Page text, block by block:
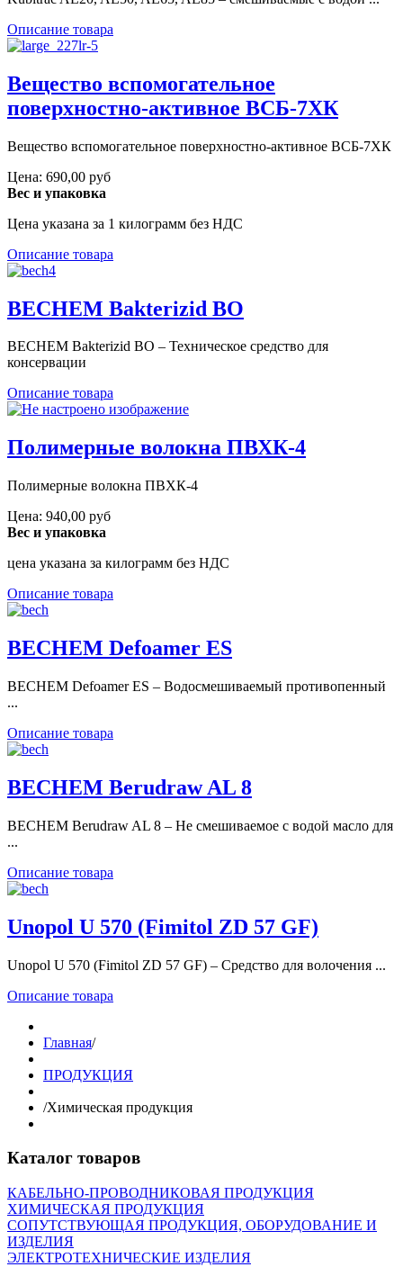
Описание товара
Вещество вспомогательное
поверхностно-активное ВСБ-7ХК
Вещество вспомогательное поверхностно-активное ВСБ-7ХК
Цена: 690,00 руб
Вес и упаковка
Цена указана за 1 килограмм без НДС
Описание товара
BECHEM Bakterizid BO
BECHEM Bakterizid BO – Техническое средство для
консервации
Описание товара
Полимерные волокна ПВХК-4
Полимерные волокна ПВХК-4
Цена: 940,00 руб
Вес и упаковка
цена указана за килограмм без НДС
Описание товара
BECHEM Defoamer ES
BECHEM Defoamer ES – Водосмешиваемый противопенный
...
Описание товара
BECHEM Berudraw AL 8
BECHEM Berudraw AL 8 – Не смешиваемое с водой масло для
...
Описание товара
Unopol U 570 (Fimitol ZD 57 GF)
Unopol U 570 (Fimitol ZD 57 GF) – Средство для волочения ...
Описание товара
Главная/
ПРОДУКЦИЯ
/Химическая продукция
Каталог товаров
КАБЕЛЬНО-ПРОВОДНИКОВАЯ ПРОДУКЦИЯ
ХИМИЧЕСКАЯ ПРОДУКЦИЯ
СОПУТСТВУЮЩАЯ ПРОДУКЦИЯ, ОБОРУДОВАНИЕ И
ИЗДЕЛИЯ
ЭЛЕКТРОТЕХНИЧЕСКИЕ ИЗДЕЛИЯ